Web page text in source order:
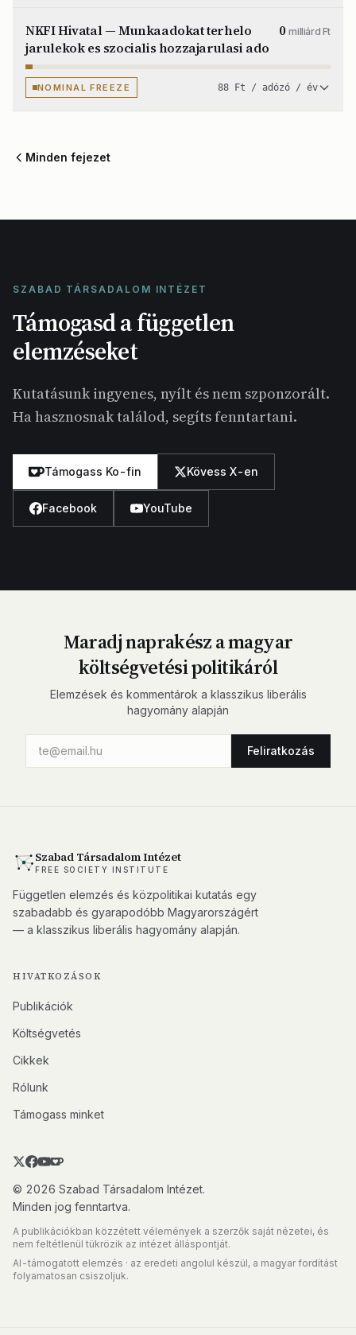
NKFI Hivatal — Munkaadokat terhelo
jarulekok es szocialis hozzajarulasi ado
0milliárd Ft
NOMINAL FREEZE 88 Ft / adózó / év
Minden fejezet
SZABAD TÁRSADALOM INTÉZET
Támogasd a független
elemzéseket
Kutatásunk ingyenes, nyílt és nem szponzorált.
Ha hasznosnak találod, segíts fenntartani.
Támogass Ko-fin Kövess X-en
Facebook YouTube
Maradj naprakész a magyar
költségvetési politikáról
Elemzések és kommentárok a klasszikus liberális
hagyomány alapján
Feliratkozás
Szabad Társadalom Intézet
FREE SOCIETY INSTITUTE
Független elemzés és közpolitikai kutatás egy
szabadabb és gyarapodóbb Magyarországért
— a klasszikus liberális hagyomány alapján.
HIVATKOZÁSOK
Publikációk
Költségvetés
Cikkek
Rólunk
Támogass minket
© 2026 Szabad Társadalom Intézet.
Minden jog fenntartva.
A publikációkban közzétett vélemények a szerzők saját nézetei, és
nem feltétlenül tükrözik az intézet álláspontját.
AI-támogatott elemzés · az eredeti angolul készül, a magyar fordítást
folyamatosan csiszoljuk.